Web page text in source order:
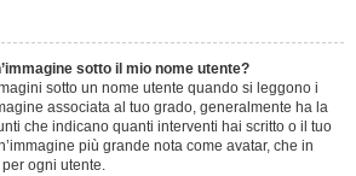
sotto il mio nome utente?
sotto un nome utente quando si leggono i
associata al tuo grado, generalmente ha la
che indicano quanti interventi hai scritto o il tuo
più grande nota come avatar, che in
ogni utente.